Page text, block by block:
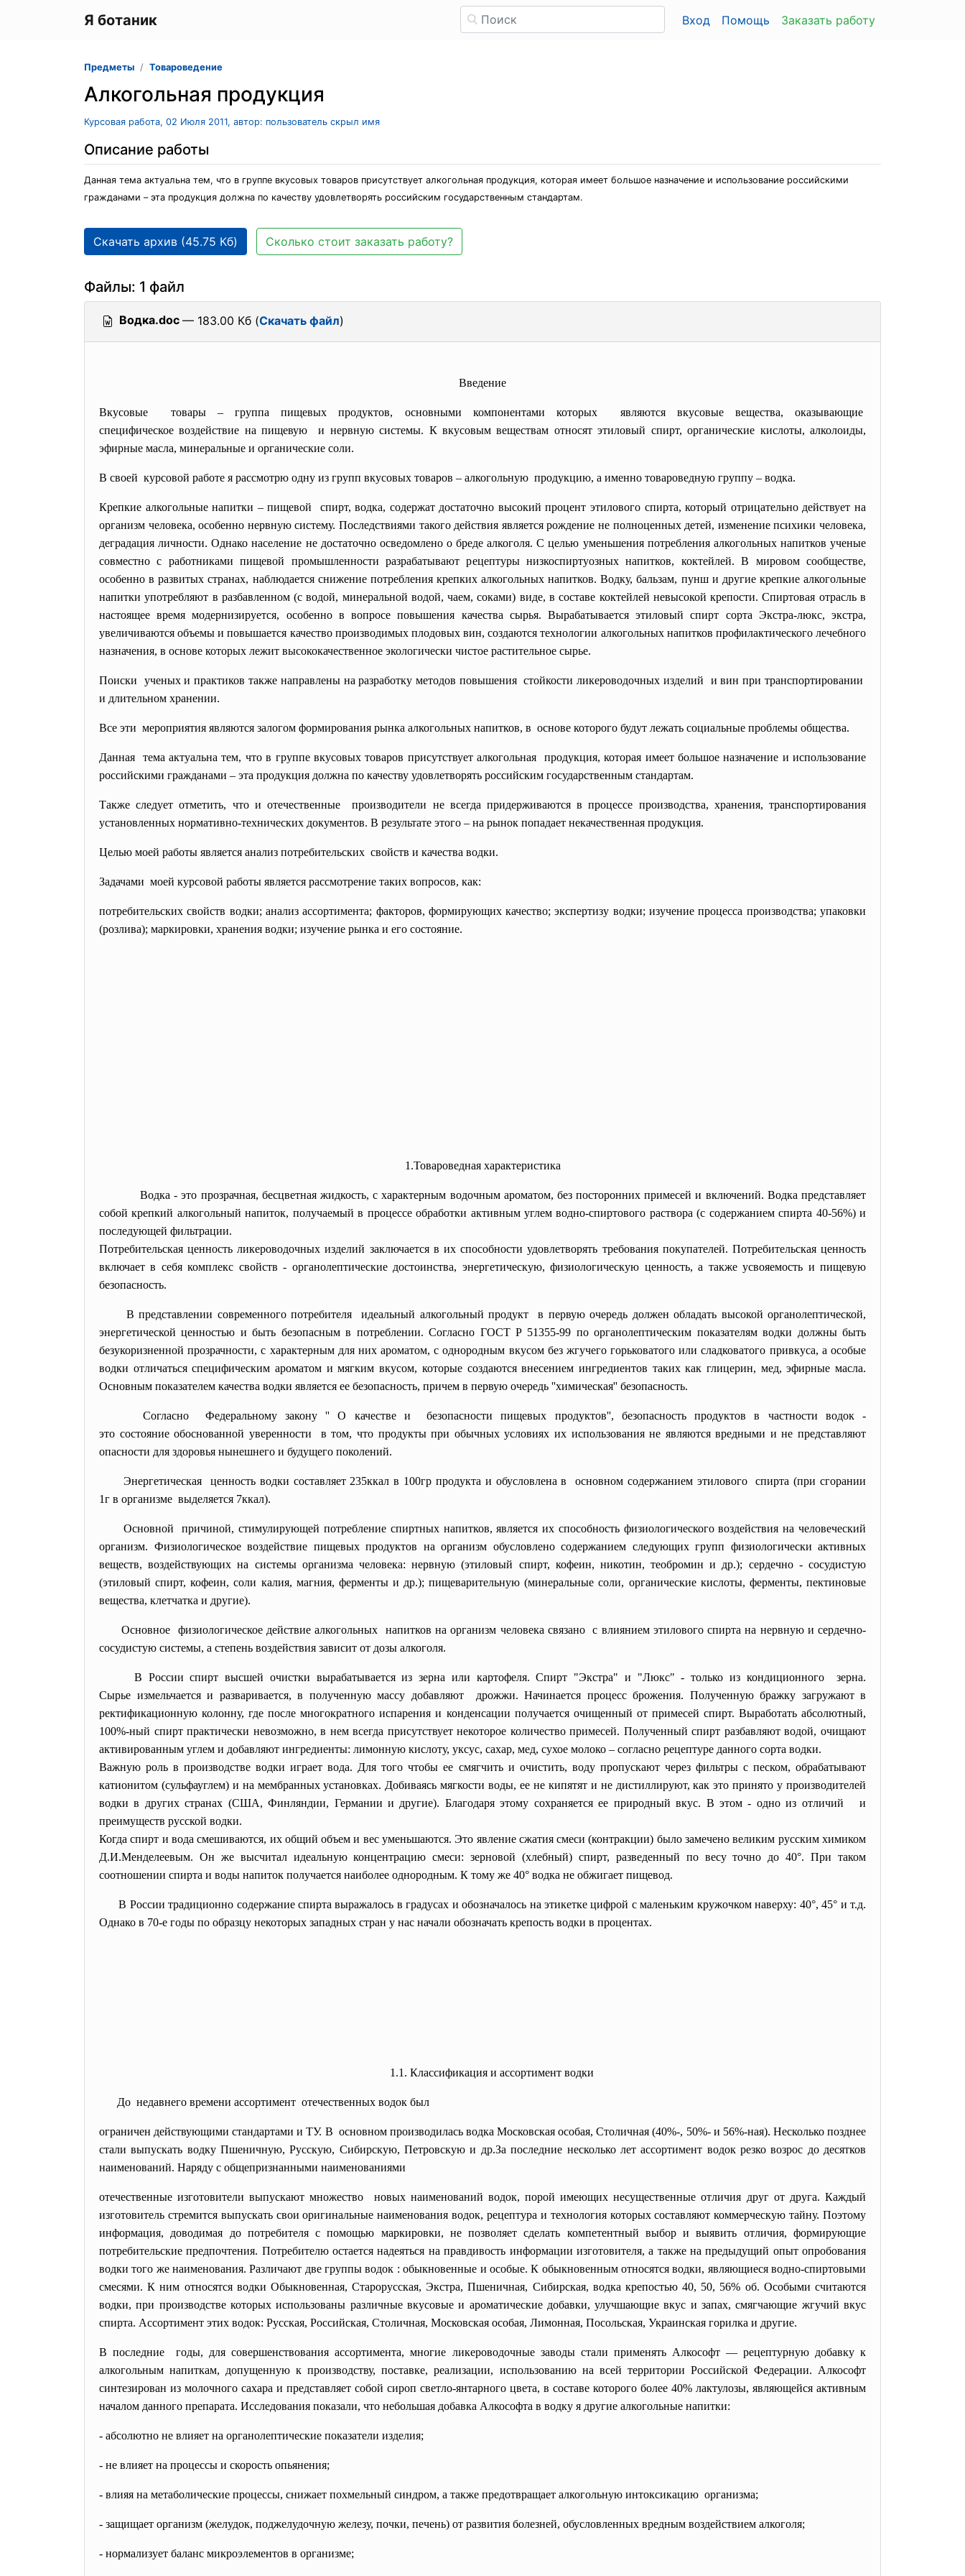
Я ботаник Вход Помощь Заказать работу
Предметы Товароведение
Алкогольная продукция
Курсовая работа, 02 Июля 2011, автор: пользователь скрыл имя
Описание работы
Данная тема актуальна тем, что в группе вкусовых товаров присутствует алкогольная продукция, которая имеет большое назначение и использование российскими
гражданами – эта продукция должна по качеству удовлетворять российским государственным стандартам.
Скачать архив (45.75 Кб) Сколько стоит заказать работу?
Файлы: 1 файл
Водка.doc — 183.00 Кб (Скачать файл)
Введение
Вкусовые товары – группа пищевых продуктов, основными компонентами которых являются вкусовые вещества, оказывающие
специфическое воздействие на пищевую и нервную системы. К вкусовым веществам относят этиловый спирт, органические кислоты, алколоиды,
эфирные масла, минеральные и органические соли.
В своей курсовой работе я рассмотрю одну из групп вкусовых товаров – алкогольную продукцию, а именно товароведную группу – водка.
Крепкие алкогольные напитки – пищевой спирт, водка, содержат достаточно высокий процент этилового спирта, который отрицательно действует на
организм человека, особенно нервную систему. Последствиями такого действия является рождение не полноценных детей, изменение психики человека,
деградация личности. Однако население не достаточно осведомлено о бреде алкоголя. С целью уменьшения потребления алкогольных напитков ученые
совместно с работниками пищевой промышленности разрабатывают рецептуры низкоспиртуозных напитков, коктейлей. В мировом сообществе,
особенно в развитых странах, наблюдается снижение потребления крепких алкогольных напитков. Водку, бальзам, пунш и другие крепкие алкогольные
напитки употребляют в разбавленном (с водой, минеральной водой, чаем, соками) виде, в составе коктейлей невысокой крепости. Спиртовая отрасль в
настоящее время модернизируется, особенно в вопросе повышения качества сырья. Вырабатывается этиловый спирт сорта Экстра-люкс, экстра,
увеличиваются объемы и повышается качество производимых плодовых вин, создаются технологии алкогольных напитков профилактического лечебного
назначения, в основе которых лежит высококачественное экологически чистое растительное сырье.
Поиски ученых и практиков также направлены на разработку методов повышения стойкости ликероводочных изделий и вин при транспортировании
и длительном хранении.
Все эти мероприятия являются залогом формирования рынка алкогольных напитков, в основе которого будут лежать социальные проблемы общества.
Данная тема актуальна тем, что в группе вкусовых товаров присутствует алкогольная продукция, которая имеет большое назначение и использование
российскими гражданами – эта продукция должна по качеству удовлетворять российским государственным стандартам.
Также следует отметить, что и отечественные производители не всегда придерживаются в процессе производства, хранения, транспортирования
установленных нормативно-технических документов. В результате этого – на рынок попадает некачественная продукция.
Целью моей работы является анализ потребительских свойств и качества водки.
Задачами моей курсовой работы является рассмотрение таких вопросов, как:
потребительских свойств водки; анализ ассортимента; факторов, формирующих качество; экспертизу водки; изучение процесса производства; упаковки
(розлива); маркировки, хранения водки; изучение рынка и его состояние.
1.Товароведная характеристика
Водка - это прозрачная, бесцветная жидкость, с характерным водочным ароматом, без посторонних примесей и включений. Водка представляет
собой крепкий алкогольный напиток, получаемый в процессе обработки активным углем водно-спиртового раствора (с содержанием спирта 40-56%) и
последующей фильтрации.
Потребительская ценность ликероводочных изделий заключается в их способности удовлетворять требования покупателей. Потребительская ценность
включает в себя комплекс свойств - органолептические достоинства, энергетическую, физиологическую ценность, а также усвояемость и пищевую
безопасность.
В представлении современного потребителя идеальный алкогольный продукт в первую очередь должен обладать высокой органолептической,
энергетической ценностью и быть безопасным в потреблении. Согласно ГОСТ Р 51355-99 по органолептическим показателям водки должны быть
безукоризненной прозрачности, с характерным для них ароматом, с однородным вкусом без жгучего горьковатого или сладковатого привкуса, а особые
водки отличаться специфическим ароматом и мягким вкусом, которые создаются внесением ингредиентов таких как глицерин, мед, эфирные масла.
Основным показателем качества водки является ее безопасность, причем в первую очередь ''химическая'' безопасность.
Согласно Федеральному закону '' О качестве и безопасности пищевых продуктов'', безопасность продуктов в частности водок -
это состояние обоснованной уверенности в том, что продукты при обычных условиях их использования не являются вредными и не представляют
опасности для здоровья нынешнего и будущего поколений.
Энергетическая ценность водки составляет 235ккал в 100гр продукта и обусловлена в основном содержанием этилового спирта (при сгорании
1г в организме выделяется 7ккал).
Основной причиной, стимулирующей потребление спиртных напитков, является их способность физиологического воздействия на человеческий
организм. Физиологическое воздействие пищевых продуктов на организм обусловлено содержанием следующих групп физиологически активных
веществ, воздействующих на системы организма человека: нервную (этиловый спирт, кофеин, никотин, теобромин и др.); сердечно - сосудистую
(этиловый спирт, кофеин, соли калия, магния, ферменты и др.); пищеварительную (минеральные соли, органические кислоты, ферменты, пектиновые
вещества, клетчатка и другие).
Основное физиологическое действие алкогольных напитков на организм человека связано с влиянием этилового спирта на нервную и сердечно-
сосудистую системы, а степень воздействия зависит от дозы алкоголя.
В России спирт высшей очистки вырабатывается из зерна или картофеля. Спирт "Экстра" и "Люкс" - только из кондиционного зерна.
Сырье измельчается и разваривается, в полученную массу добавляют дрожжи. Начинается процесс брожения. Полученную бражку загружают в
ректификационную колонну, где после многократного испарения и конденсации получается очищенный от примесей спирт. Выработать абсолютный,
100%-ный спирт практически невозможно, в нем всегда присутствует некоторое количество примесей. Полученный спирт разбавляют водой, очищают
активированным углем и добавляют ингредиенты: лимонную кислоту, уксус, сахар, мед, сухое молоко – согласно рецептуре данного сорта водки.
Важную роль в производстве водки играет вода. Для того чтобы ее смягчить и очистить, воду пропускают через фильтры с песком, обрабатывают
катионитом (сульфауглем) и на мембранных установках. Добиваясь мягкости воды, ее не кипятят и не дистиллируют, как это принято у производителей
водки в других странах (США, Финляндии, Германии и другие). Благодаря этому сохраняется ее природный вкус. В этом - одно из отличий и
преимуществ русской водки.
Когда спирт и вода смешиваются, их общий объем и вес уменьшаются. Это явление сжатия смеси (контракции) было замечено великим русским химиком
Д.И.Менделеевым. Он же высчитал идеальную концентрацию смеси: зерновой (хлебный) спирт, разведенный по весу точно до 40°. При таком
соотношении спирта и воды напиток получается наиболее однородным. К тому же 40° водка не обжигает пищевод.
В России традиционно содержание спирта выражалось в градусах и обозначалось на этикетке цифрой с маленьким кружочком наверху: 40°, 45° и т.д.
Однако в 70-е годы по образцу некоторых западных стран у нас начали обозначать крепость водки в процентах.
1.1. Классификация и ассортимент водки
До недавнего времени ассортимент отечественных водок был
ограничен действующими стандартами и ТУ. В основном производилась водка Московская особая, Столичная (40%-, 50%- и 56%-ная). Несколько позднее
стали выпускать водку Пшеничную, Русскую, Сибирскую, Петровскую и др.За последние несколько лет ассортимент водок резко возрос до десятков
наименований. Наряду с общепризнанными наименованиями
отечественные изготовители выпускают множество новых наименований водок, порой имеющих несущественные отличия друг от друга. Каждый
изготовитель стремится выпускать свои оригинальные наименования водок, рецептура и технология которых составляют коммерческую тайну. Поэтому
информация, доводимая до потребителя с помощью маркировки, не позволяет сделать компетентный выбор и выявить отличия, формирующие
потребительские предпочтения. Потребителю остается надеяться на правдивость информации изготовителя, а также на предыдущий опыт опробования
водки того же наименования. Различают две группы водок : обыкновенные и особые. К обыкновенным относятся водки, являющиеся водно-спиртовыми
смесями. К ним относятся водки Обыкновенная, Старорусская, Экстра, Пшеничная, Сибирская, водка крепостью 40, 50, 56% об. Особыми считаются
водки, при производстве которых использованы различные вкусовые и ароматические добавки, улучшающие вкус и запах, смягчающие жгучий вкус
спирта. Ассортимент этих водок: Русская, Российская, Столичная, Московская особая, Лимонная, Посольская, Украинская горилка и другие.
В последние годы, для совершенствования ассортимента, многие ликероводочные заводы стали применять Алкософт — рецептурную добавку к
алкогольным напиткам, допущенную к производству, поставке, реализации, использованию на всей территории Российской Федерации. Алкософт
синтезирован из молочного сахара и представляет собой сироп светло-янтарного цвета, в составе которого более 40% лактулозы, являющейся активным
началом данного препарата. Исследования показали, что небольшая добавка Алкософта в водку я другие алкогольные напитки:
- абсолютно не влияет на органолептические показатели изделия;
- не влияет на процессы и скорость опьянения;
- влияя на метаболические процессы, снижает похмельный синдром, а также предотвращает алкогольную интоксикацию организма;
- защищает организм (желудок, поджелудочную железу, почки, печень) от развития болезней, обусловленных вредным воздействием алкоголя;
- нормализует баланс микроэлементов в организме;